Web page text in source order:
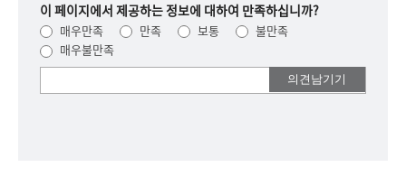
이 페이지에서 제공하는 정보에 대하여 만족하십니까?
매우만족 만족 보통
불만족
매우불만족
의견을